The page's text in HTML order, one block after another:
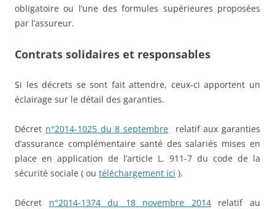
obligatoire ou l’une des formules supérieures proposées
par l’assureur.
Contrats solidaires et responsables
Si les décrets se sont fait attendre, ceux-ci apportent un
éclairage sur le détail des garanties.
Décret n°2014-1025 du 8 septembre relatif aux garanties
d’assurance complémentaire santé des salariés mises en
place en application de l’article L. 911-7 du code de la
sécurité sociale ( ou téléchargement ici ).
Décret n°2014-1374 du 18 novembre 2014relatif au